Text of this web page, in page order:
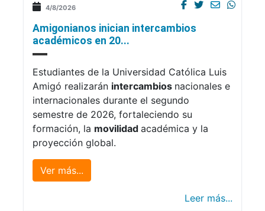
4/8/2026
Amigonianos inician intercambios
académicos en 20...
Estudiantes de la Universidad Católica Luis
Amigó realizarán intercambios nacionales e
internacionales durante el segundo
semestre de 2026, fortaleciendo su
formación, la movilidad académica y la
proyección global.
Ver más...
Leer más...